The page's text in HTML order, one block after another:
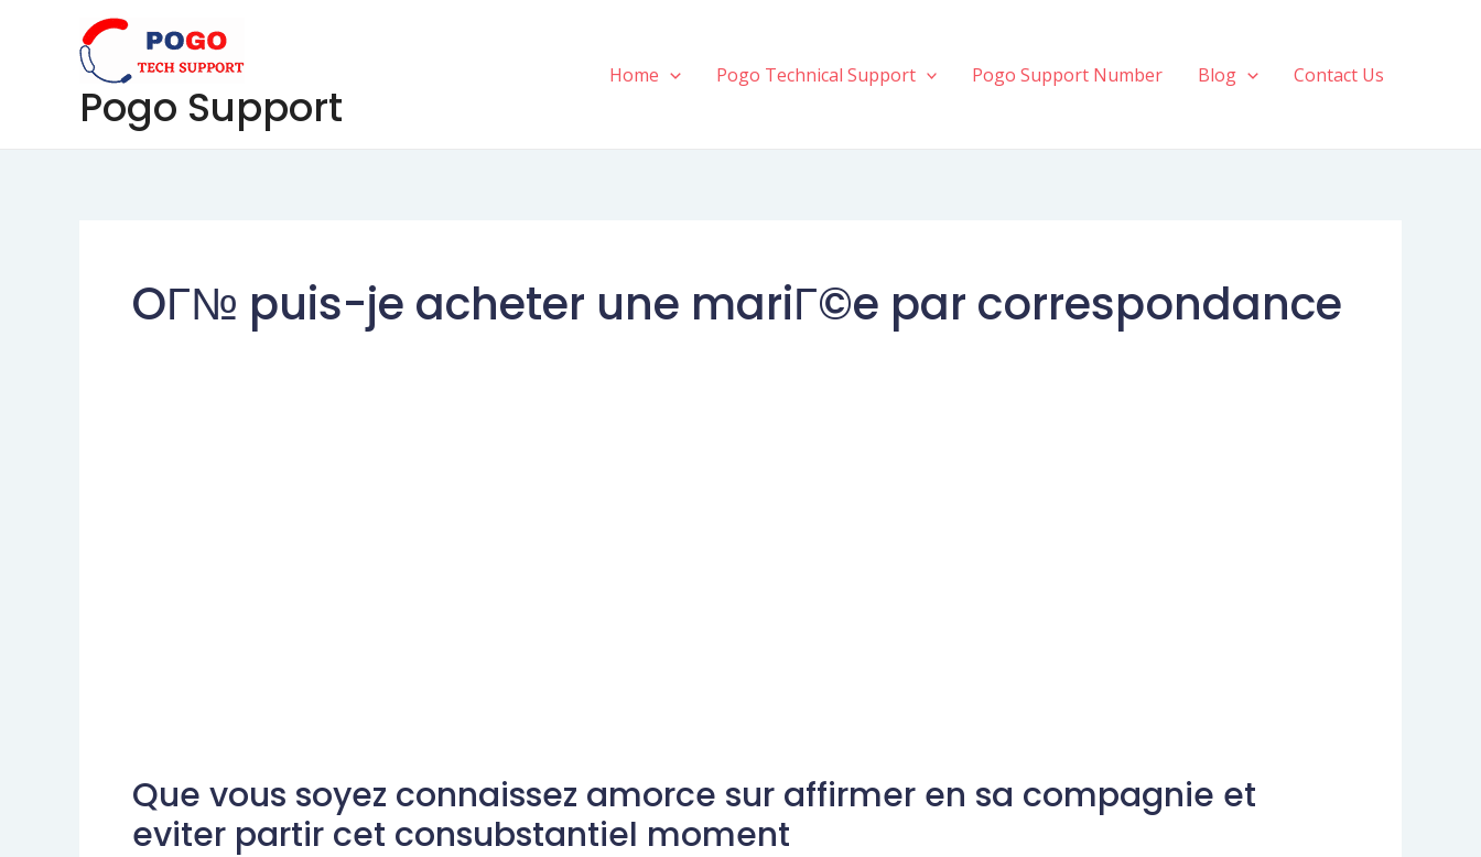
Pogo Support
Home Pogo Technical Support Pogo Support Number Blog Contact Us
OГ№ puis-je acheter une mariГ©e par correspondance
Que vous soyez connaissez amorce sur affirmer en sa compagnie et
eviter partir cet consubstantiel moment
Que
soyez